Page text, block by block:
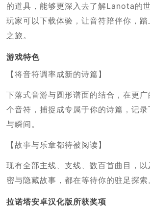
的道具，能够更深入去了解Lanota的
玩家可以下载体验，让音符陪伴你，
之旅。
游戏特色
【将音符调率成新的诗篇】
下落式音游与圆形谱面的结合，在更
个音符，捕捉成专属于你的诗篇，记
与瞬间。
【故事与乐章都待被阅读】
现有全部主线、支线、数百首曲目，
密与隐藏故事，都在等待你的驻足探索
拉诺塔安卓汉化版所获奖项